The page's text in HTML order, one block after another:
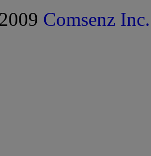
Comsenz Inc.